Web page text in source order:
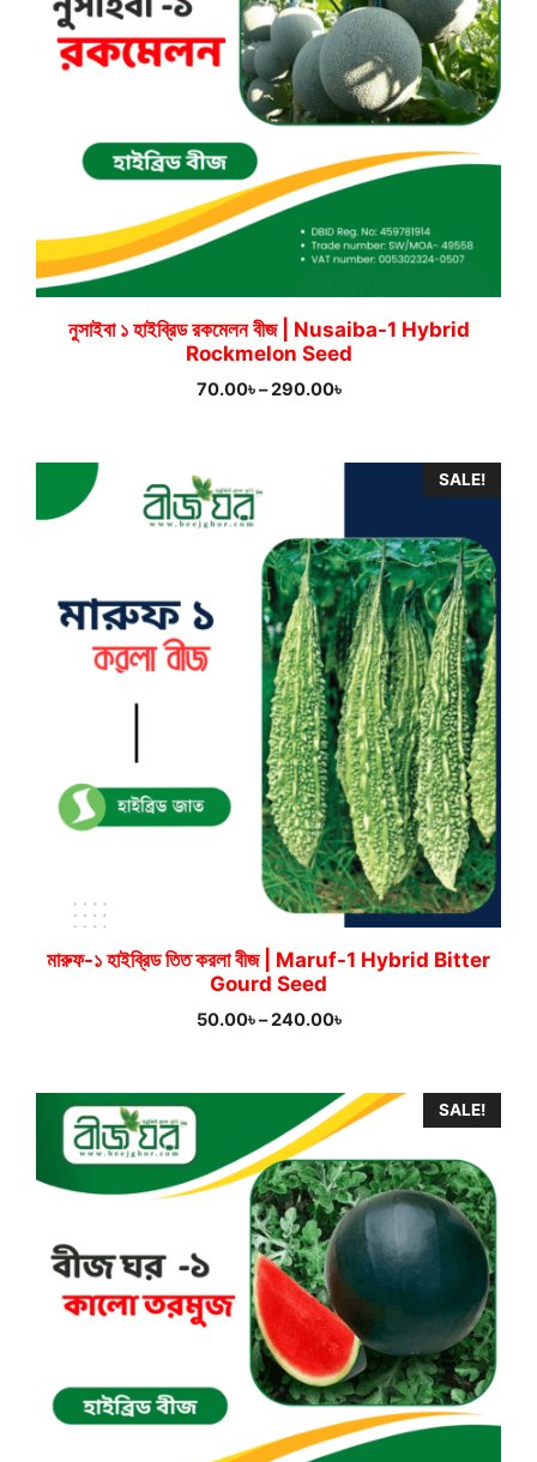
নুসাইবা ১ হাইব্রিড রকমেলন বীজ | Nusaiba-1 Hybrid
Rockmelon Seed
70.00৳–290.00৳Price
through
SALE!
মারুফ-১ হাইব্রিড তিত করলা বীজ | Maruf-1 Hybrid Bitter
Gourd Seed
50.00৳–240.00৳Price
through
240.00৳
SALE!